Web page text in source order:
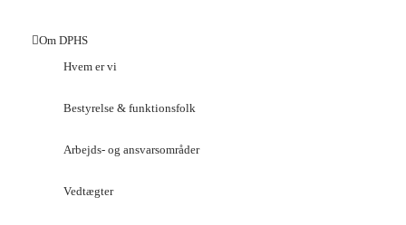
Om DPHS
Hvem er vi
Bestyrelse & funktionsfolk
Arbejds- og ansvarsområder
Vedtægter